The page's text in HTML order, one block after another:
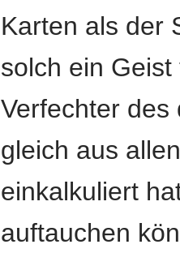
Karten als der
solch ein
Verfechter des
gleich aus
einkalkuliert
auftauchen